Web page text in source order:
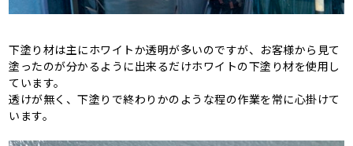
下塗り材は主にホワイトか透明が多いのですが、お客様から見て
塗ったのが分かるように出来るだけホワイトの下塗り材を使用し
ています。
透けが無く、下塗りで終わりかのような程の作業を常に心掛けて
います。